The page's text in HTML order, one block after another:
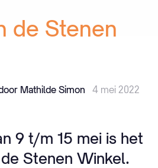
de Stenen
Mathilde Simon 4 mei 2022
9 t/m 15 mei is het
Stenen Winkel.